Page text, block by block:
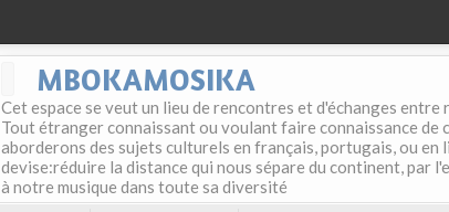
MBOKAMOSIKA
Cet espace se veut un lieu de rencontres et d'échanges
Tout étranger connaissant ou voulant faire connaissance
aborderons des sujets culturels en français, portugais, ou
devise:réduire la distance qui nous sépare du continent, par
à notre musique dans toute sa diversité